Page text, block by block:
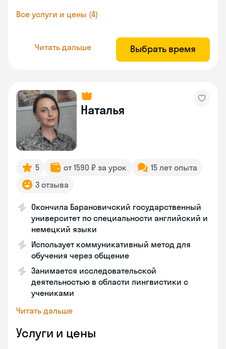
Все услуги и цены (4)
Читать дальше Выбрать время
Наталья
5 от 1590 ₽ за урок
15 лет опыта
3 отзыва
Окончила Барановичский государственный
университет по специальности английский и
немецкий языки
Использует коммуникативный метод для
обучения через общение
Занимается исследовательской
деятельностью в области лингвистики с
учениками
Читать дальше
Услуги и цены